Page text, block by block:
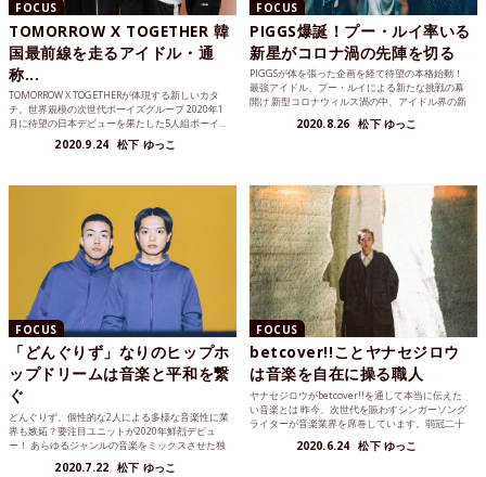
FOCUS
TOMORROW X TOGETHER 韓
国最前線を走るアイドル・通
称...
TOMORROW X TOGETHERが体現する新しいカタ
チ。世界規模の次世代ボーイズグループ 2020年1
月に待望の日本デビューを果たした5人組ボーイ...
2020.9.24 松下 ゆっこ
FOCUS
PIGGS爆誕！プー・ルイ率いる
新星がコロナ渦の先陣を切る
PIGGSが体を張った企画を経て待望の本格始動！
最強アイドル、プー・ルイによる新たな挑戦の幕
開け 新型コロナウィルス渦の中、アイドル界の新
2020.8.26 松下 ゆっこ
FOCUS
「どんぐりず」なりのヒップホ
ップドリームは音楽と平和を繋
ぐ
どんぐりず。個性的な2人による多様な音楽性に業
界も嫉妬？要注目ユニットが2020年鮮烈デビュ
ー！ あらゆるジャンルの音楽をミックスさせた独
2020.7.22 松下 ゆっこ
FOCUS
betcover!!ことヤナセジロウ
は音楽を自在に操る職人
ヤナセジロウがbetcover!!を通して本当に伝えた
い音楽とは 昨今、次世代を賑わすシンガーソング
ライターが音楽業界を席巻しています。弱冠二十
2020.6.24 松下 ゆっこ